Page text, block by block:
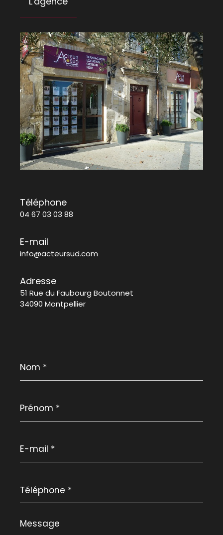
Téléphone
04 67 03 03 88
E-mail
info@acteursud.com
Adresse
51 Rue du Faubourg Boutonnet
34090 Montpellier
*
*
mail
*
*
Message
*